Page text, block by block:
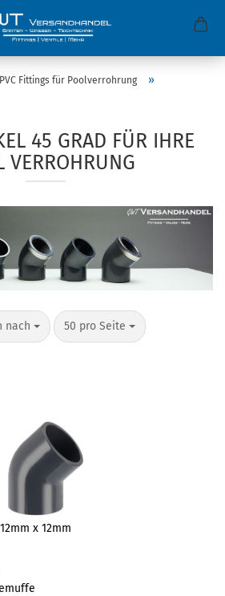
PVC Fittings für Poolverrohrung »
45 GRAD FÜR IHRE
VERROHRUNG
nach 50 pro Seite
x 12mm